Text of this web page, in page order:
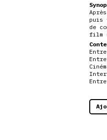
puis
de
film